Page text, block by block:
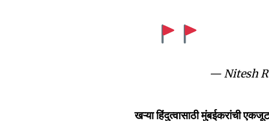
— Nitesh
खऱ्या हिंदुत्वासाठी मुंबईकरांची